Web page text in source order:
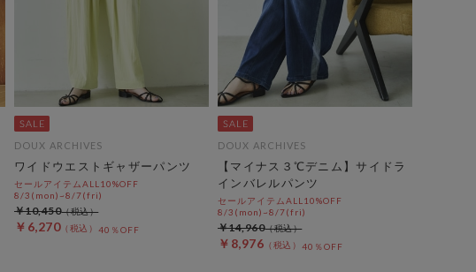
DOUX ARCHIVES
ワイドウエストギャザーパンツ
セールアイテムALL10%OFF
8/3(mon)~8/7(fri)
￥6,270 40％OFF
￥10,450
DOUX ARCHIVES
【マイナス３℃デニム】サイドラ
インバレルパンツ
セールアイテムALL10%OFF
8/3(mon)~8/7(fri)
￥8,976 40％OFF
￥14,960